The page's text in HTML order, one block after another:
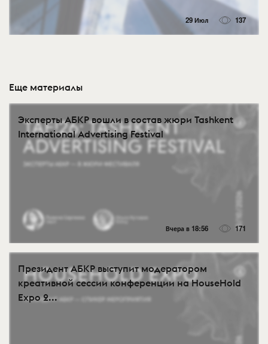
29 Июл 137
Еще материалы
Эксперты АБКР вошли в состав жюри Tashkent
International Advertising Festival
Вчера в 18:56 171
Президент АБКР выступит модератором
креативной сессии конференции на HouseHold
Expo 2...